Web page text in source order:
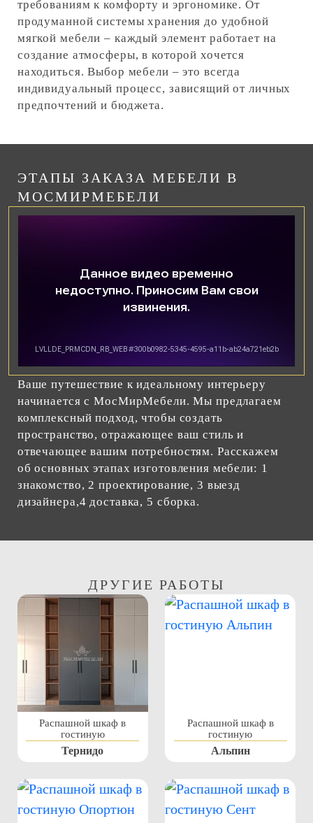
требованиям к комфорту и эргономике. От
продуманной системы хранения до удобной
мягкой мебели – каждый элемент работает на
создание атмосферы, в которой хочется
находиться. Выбор мебели – это всегда
индивидуальный процесс, зависящий от личных
предпочтений и бюджета.
ЭТАПЫ ЗАКАЗА МЕБЕЛИ В
МОСМИРМЕБЕЛИ
Ваше путешествие к идеальному интерьеру
начинается с МосМирМебели. Мы предлагаем
комплексный подход, чтобы создать
пространство, отражающее ваш стиль и
отвечающее вашим потребностям. Расскажем
об основных этапах изготовления мебели: 1
знакомство, 2 проектирование, 3 выезд
дизайнера,4 доставка, 5 сборка.
ДРУГИЕ РАБОТЫ
Распашной шкаф в
гостиную
Тернидо
Распашной шкаф в
гостиную
Альпин